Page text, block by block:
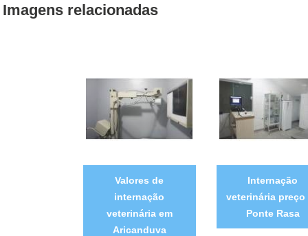
Imagens relacionadas
Valores de
internação
veterinária em
Aricanduva
Internação
veterinária preço
Ponte Rasa